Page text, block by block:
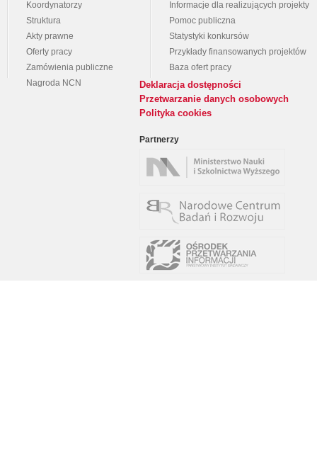
Koordynatorzy
Struktura
Akty prawne
Oferty pracy
Zamówienia publiczne
Nagroda NCN
Informacje dla realizujących projekty
Pomoc publiczna
Statystyki konkursów
Przykłady finansowanych projektów
Baza ofert pracy
Deklaracja dostępności
Przetwarzanie danych osobowych
Polityka cookies
Partnerzy